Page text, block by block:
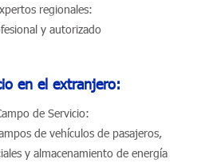
regionales:
y autorizado
en el extranjero:
de Servicio:
de vehículos de pasajeros,
y almacenamiento de energía